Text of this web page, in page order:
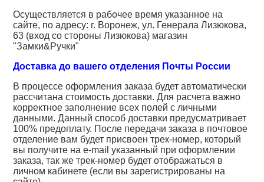
Осуществляется в рабочее время указанное на
сайте, по адресу: г. Воронеж, ул. Генерала Лизюкова,
63 (вход со стороны Лизюкова) магазин
"Замки&Ручки"
Доставка до вашего отделения Почты России
В процессе оформления заказа будет автоматически
рассчитана стоимость доставки. Для расчета важно
корректное заполнение всех полей с личными
данными. Данный способ доставки предусматривает
100% предоплату. После передачи заказа в почтовое
отделение вам будет присвоен трек-номер, который
вы получите на e-mail указанный при оформлении
заказа, так же трек-номер будет отображаться в
личном кабинете (если вы зарегистрированы на